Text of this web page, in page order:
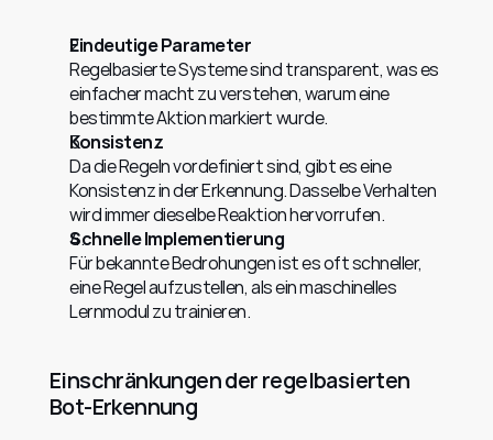
Eindeutige Parameter
Regelbasierte Systeme sind transparent, was es
einfacher macht zu verstehen, warum eine
bestimmte Aktion markiert wurde.
Konsistenz
Da die Regeln vordefiniert sind, gibt es eine
Konsistenz in der Erkennung. Dasselbe Verhalten
wird immer dieselbe Reaktion hervorrufen.
Schnelle Implementierung
Für bekannte Bedrohungen ist es oft schneller,
eine Regel aufzustellen, als ein maschinelles
Lernmodul zu trainieren.
Einschränkungen der regelbasierten
Bot-Erkennung